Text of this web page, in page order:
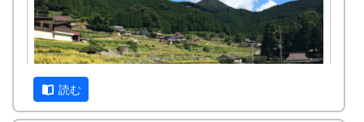
カーナビを使って車でおいで下さい。カーナビ
は、高価な車載型でなく、 スマートフォンの無料
アプリで十分です。以下の住所またはキーワード
で目的地を設定したら、間違いなく、岩座神まで
案内してくれます。
読む